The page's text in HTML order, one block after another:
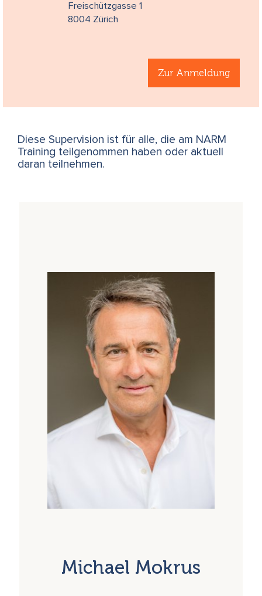
Freischützgasse 1
8004 Zürich
Zur Anmeldung
Diese Supervision ist für alle, die am NARM
Training teilgenommen haben oder aktuell
daran teilnehmen.
Michael Mokrus